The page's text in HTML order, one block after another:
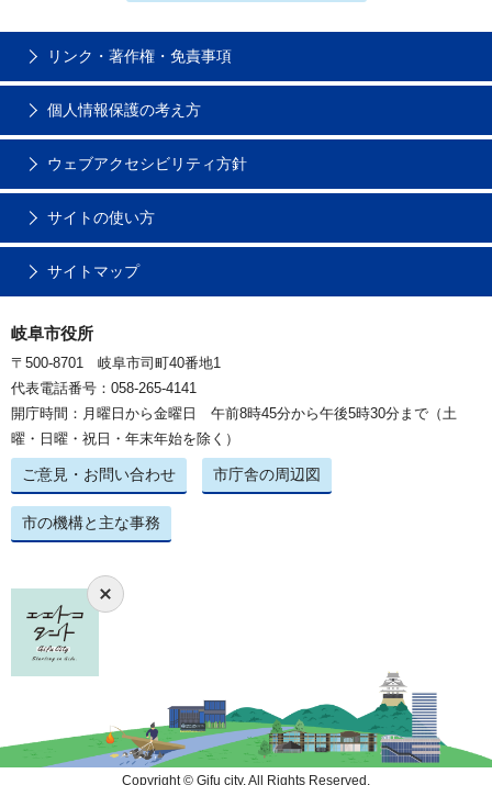
リンク・著作権・免責事項
個人情報保護の考え方
ウェブアクセシビリティ方針
サイトの使い方
サイトマップ
岐阜市役所
〒500-8701 岐阜市司町40番地1
代表電話番号：058-265-4141
開庁時間：月曜日から金曜日 午前8時45分から午後5時30分まで（土
曜・日曜・祝日・年末年始を除く）
ご意見・お問い合わせ 市庁舎の周辺図
市の機構と主な事務
Copyright © Gifu city. All Rights Reserved.